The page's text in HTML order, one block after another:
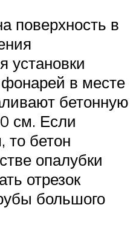
поверхность в
установки
в месте
бетонную
см. Если
бетон
опалубки
отрезок
большого